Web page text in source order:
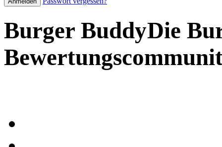
Burger BuddyDie